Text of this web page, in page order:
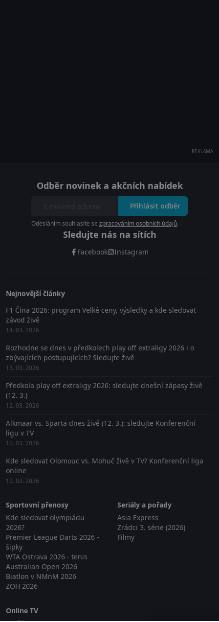
REKLAMA
Odběr novinek a akčních nabídek
Přihlásit odběr
Odesláním souhlasíte se zpracováním osobních údajů.
Sledujte nás na sítích
Facebook Instagram
Nejnovější články
F1 Čína 2026: program Velké ceny, výsledky a kde sledovat
závod živě
14. 03. 2026
Rozhodne se dnes v předkolech play off extraligy 2026 i o
zbývajících postupujících? Sledujte živě
13. 03. 2026
Předkola play off extraligy 2026: sledujte dnešní zápasy živě
(12. 3.)
12. 03. 2026
Alkmaar vs. Sparta dnes živě (12. 3.): sledujte Konferenční
ligu v TV
12. 03. 2026
Kde sledovat Olomouc vs. Mohuč živě v TV? Konferenční liga
online
12. 03. 2026
Sportovní přenosy
Kde sledovat olympiádu
2026?
Premier League Darts 2026 -
šipky
WTA Ostrava 2026 - tenis
Australian Open 2026
Biatlon v NMnM 2026
ZOH 2026
Seriály a pořady
Asia Express
Zrádci 3. série (2026)
Filmy
Online TV